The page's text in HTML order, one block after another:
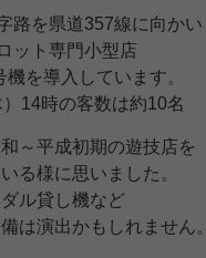
路を県道357線に向かい
ット専門小型店
を導入しています。
14時の客数は約10名
～平成初期の遊技店を
る様に思いました。
ル貸し機など
は演出かもしれません。